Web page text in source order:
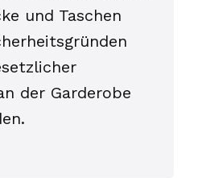
und Taschen
der Garderobe